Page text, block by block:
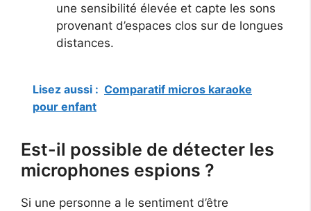
une sensibilité élevée et capte les sons
provenant d’espaces clos sur de longues
distances.
Lisez aussi : Comparatif micros karaoke
pour enfant
Est-il possible de détecter les
microphones espions ?
Si une personne a le sentiment d’être